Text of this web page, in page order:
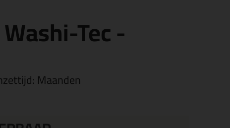
Tec -
Maanden